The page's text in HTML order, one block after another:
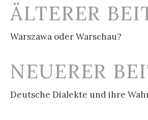
Beitrags-
ÄLTERER
Warszawa oder Warschau?
NEUERER
Deutsche Dialekte und ihre